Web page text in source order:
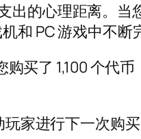
的心理距离。当
和 PC 游戏中不断
买了 1,100 个代
家进行下一次购